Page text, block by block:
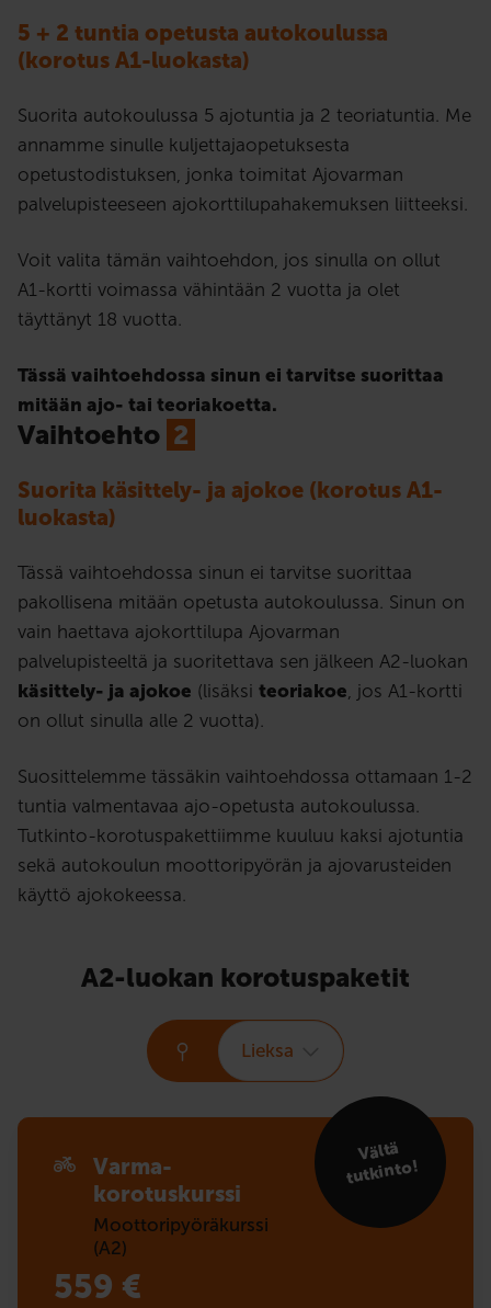
5 + 2 tuntia opetusta autokoulussa
(korotus A1-luokasta)
Suorita autokoulussa 5 ajotuntia ja 2 teoriatuntia. Me
annamme sinulle kuljettajaopetuksesta
opetustodistuksen, jonka toimitat Ajovarman
palvelupisteeseen ajokorttilupahakemuksen liitteeksi.
Voit valita tämän vaihtoehdon, jos sinulla on ollut
A1-kortti voimassa vähintään 2 vuotta ja olet
täyttänyt 18 vuotta.
Tässä vaihtoehdossa sinun ei tarvitse suorittaa
mitään ajo- tai teoriakoetta.
Vaihtoehto 2
Suorita käsittely- ja ajokoe (korotus A1-
luokasta)
Tässä vaihtoehdossa sinun ei tarvitse suorittaa
pakollisena mitään opetusta autokoulussa. Sinun on
vain haettava ajokorttilupa Ajovarman
palvelupisteeltä ja suoritettava sen jälkeen A2-luokan
käsittely- ja ajokoe (lisäksi teoriakoe , jos A1-kortti
on ollut sinulla alle 2 vuotta).
Suosittelemme tässäkin vaihtoehdossa ottamaan 1-2
tuntia valmentavaa ajo-opetusta autokoulussa.
Tutkinto-korotuspakettiimme kuuluu kaksi ajotuntia
sekä autokoulun moottoripyörän ja ajovarusteiden
käyttö ajokokeessa.
A2-luokan korotuspaketit
Lieksa
Varma-
korotuskurssi
Moottoripyöräkurssi
(A2)
Vältä
tutkinto!
559 €